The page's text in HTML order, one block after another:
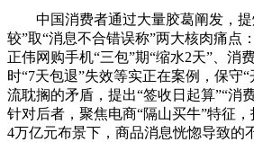
中国消费者通过大量胶葛阐发，提
较”取“消息不合错误称”两大核肉痛点
正伟网购手机“三包”期“缩水2天”、消
时“7天包退”失效等实正在案例，保守
流耽搁的矛盾，提出“签收日起算”“消
针对后者，聚焦电商“隔山买牛”特征
4万亿元布景下，商品消息恍惚导致的